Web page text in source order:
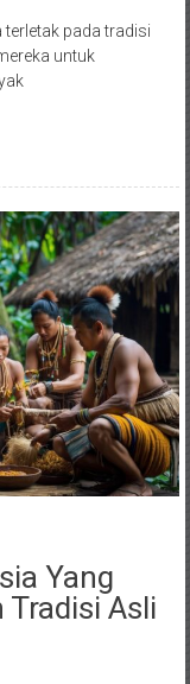
pada tradisi
untuk
Yang
Asli